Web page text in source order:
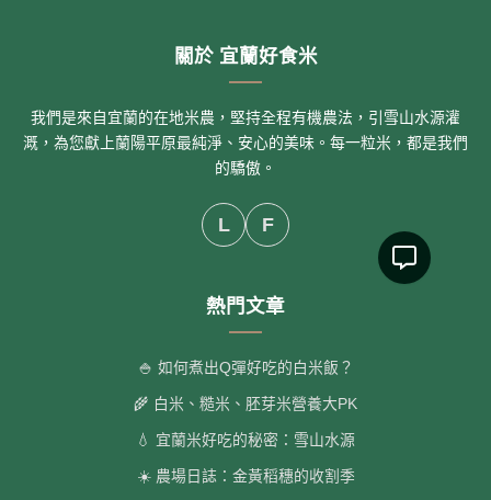
關於 宜蘭好食米
我們是來自宜蘭的在地米農，堅持全程有機農法，引雪山水源灌
溉，為您獻上蘭陽平原最純淨、安心的美味。每一粒米，都是我們
的驕傲。
L F
熱門文章
🍚 如何煮出Q彈好吃的白米飯？
🌾 白米、糙米、胚芽米營養大PK
💧 宜蘭米好吃的秘密：雪山水源
☀️ 農場日誌：金黃稻穗的收割季